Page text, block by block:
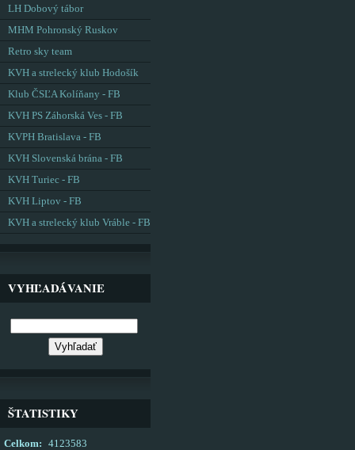
LH Dobový tábor
MHM Pohronský Ruskov
Retro sky team
KVH a strelecký klub Hodošík
Klub ČSĽA Kolíňany - FB
KVH PS Záhorská Ves - FB
KVPH Bratislava - FB
KVH Slovenská brána - FB
KVH Turiec - FB
KVH Liptov - FB
KVH a strelecký klub Vráble - FB
VYHĽADÁVANIE
ŠTATISTIKY
Celkom:
4123583